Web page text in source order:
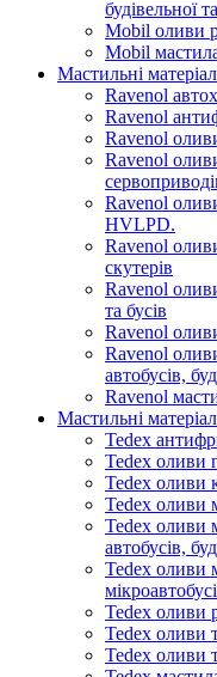
будівельної
Mobil оливи
Mobil
Мастильні
Ravenol
Ravenol
Ravenol
Ravenol
Ravenol
HVLPD.
Ravenol
скутерів
Ravenol
та бусів
Ravenol
Ravenol
автобусів,
Ravenol
Мастильні
Tedex
Tedex оливи
Tedex оливи
Tedex оливи
Tedex оливи
автобусів,
Tedex оливи
Tedex оливи
Tedex оливи
Tedex оливи